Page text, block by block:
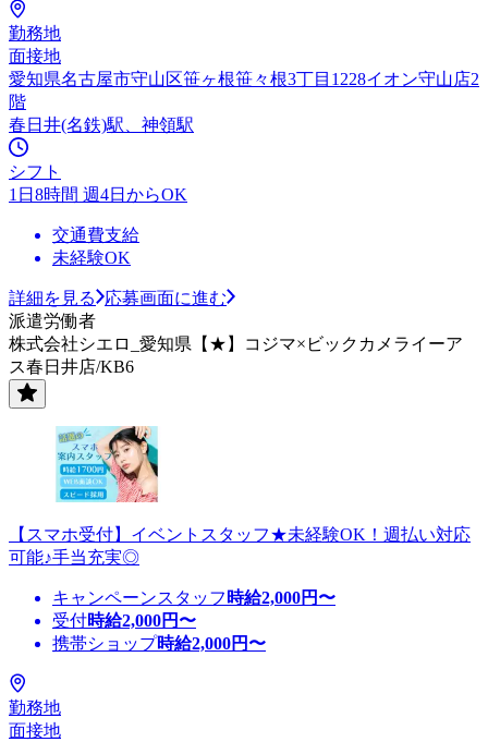
勤務地
面接地
愛知県名古屋市守山区笹ヶ根笹々根3丁目1228イオン守山店2
階
春日井(名鉄)駅、神領駅
シフト
1日8時間 週4日からOK
交通費支給
未経験OK
詳細を見る
応募画面に進む
派遣労働者
株式会社シエロ_愛知県【★】コジマ×ビックカメライーア
ス春日井店/KB6
【スマホ受付】イベントスタッフ★未経験OK！週払い対応
可能♪手当充実◎
キャンペーンスタッフ 時給2,000円〜
受付時給2,000円〜
携帯ショップ時給2,000円〜
勤務地
面接地